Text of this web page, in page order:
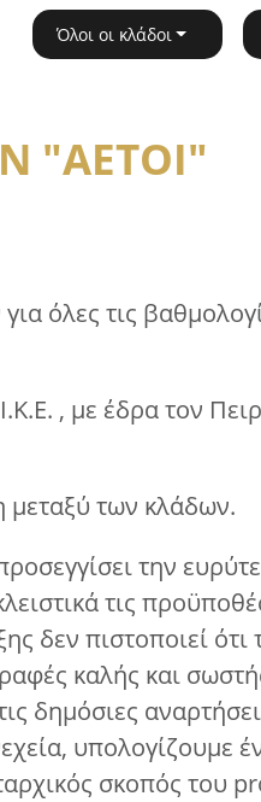
Όλοι οι κλάδοι
"ΑΕΤΟΙ"
όλες τις
, με έδρα τον
μεταξύ των κλάδων.
την
τις
δεν πιστοποιεί
καλής και
δημόσιες
υπολογίζουμε
σκοπός του